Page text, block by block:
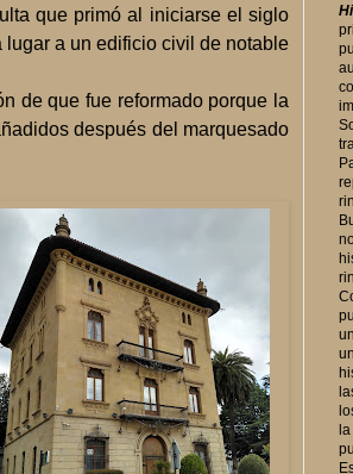
que primó al iniciarse el siglo
a un edificio civil de notable
de que fue reformado porque la
después del marquesado
la